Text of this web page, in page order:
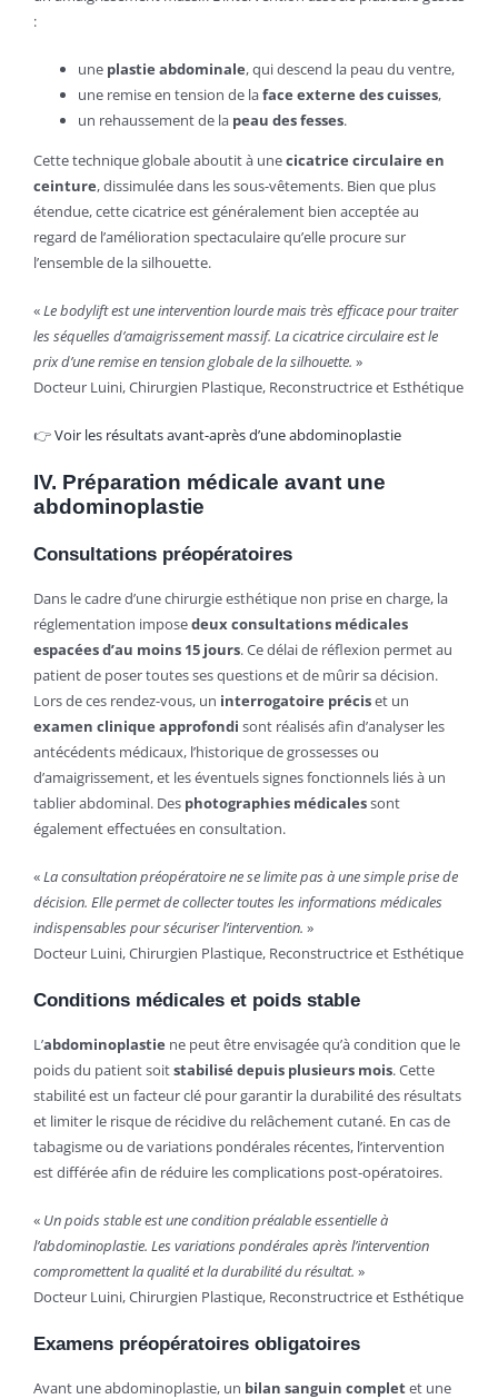
:
une plastie abdominale, qui descend la peau du ventre,
une remise en tension de laface externe des cuisses,
un rehaussement de la peau des fesses.
Cette technique globale aboutit à unecicatrice circulaire en
ceinture, dissimulée dans les sous-vêtements. Bien que plus
étendue, cette cicatrice est généralement bien acceptée au
regard de l’amélioration spectaculaire qu’elle procure sur
l’ensemble de la silhouette.
«Le bodylift est une intervention lourde mais très efficace pour traiter
les séquelles d’amaigrissement massif. La cicatrice circulaire est le
prix d’une remise en tension globale de la silhouette. »
Docteur Luini, Chirurgien Plastique, Reconstructrice et Esthétique
👉Voir les résultats avant-après d’une abdominoplastie
IV. Préparation médicale avant une
abdominoplastie
Consultations préopératoires
Dans le cadre d’une chirurgie esthétique non prise en charge, la
réglementation imposedeux consultations médicales
espacées d’au moins 15 jours. Ce délai de réflexion permet au
patient de poser toutes ses questions et de mûrir sa décision.
Lors de ces rendez-vous, un interrogatoire préciset un
examen clinique approfondi sont réalisés afin d’analyser les
antécédents médicaux, l’historique de grossesses ou
d’amaigrissement, et les éventuels signes fonctionnels liés à un
tablier abdominal. Des photographies médicalessont
également effectuées en consultation.
«La consultation préopératoire ne se limite pas à une simple prise de
décision. Elle permet de collecter toutes les informations médicales
indispensables pour sécuriser l’intervention. »
Docteur Luini, Chirurgien Plastique, Reconstructrice et Esthétique
Conditions médicales et poids stable
L’abdominoplastie ne peut être envisagée qu’à condition que le
poids du patient soitstabilisé depuis plusieurs mois. Cette
stabilité est un facteur clé pour garantir la durabilité des résultats
et limiter le risque de récidive du relâchement cutané. En cas de
tabagisme ou de variations pondérales récentes, l’intervention
est différée afin de réduire les complications post-opératoires.
«Un poids stable est une condition préalable essentielle à
l’abdominoplastie. Les variations pondérales après l’intervention
compromettent la qualité et la durabilité du résultat. »
Docteur Luini, Chirurgien Plastique, Reconstructrice et Esthétique
Examens préopératoires obligatoires
Avant une abdominoplastie, un bilan sanguin completet une